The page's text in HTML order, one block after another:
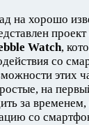
на хорошо
проект
Watch,
со
этих
на
за
со